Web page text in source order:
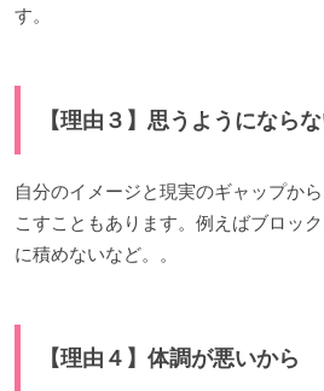
す。
【理由３】思うようになら
自分のイメージと現実のギャップか
こすこともあります。例えばブロッ
に積めないなど。。
【理由４】体調が悪いから